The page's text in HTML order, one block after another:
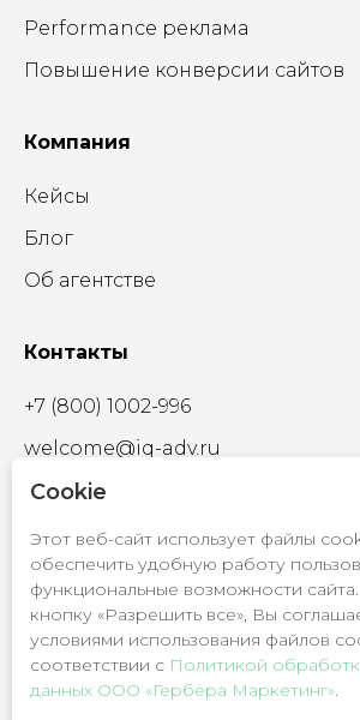
© 2009 - 2026
ООО «Гербера Маркетинг»
Политика обработки
персональных данных
Performance реклама
Повышение конверсии сайтов
Компания
Кейсы
Блог
Об агентстве
Контакты
+7 (800) 1002-996
welcome@iq-adv.ru
Cookie
Этот веб-сайт использует файлы
обеспечить удобную работу
функциональные возможности
кнопку «Разрешить все», Вы
условиями использования файлов
соответствии c Политикой
данных ООО «Гербера Маркетинг».